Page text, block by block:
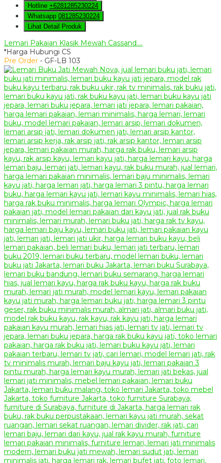
Hotline +6281285230224
Whatsapp 081285230224
Lihat Detail Produk
Lemari Pakaian Klasik Mewah Cassand....
*Harga Hubungi CS
Pre Order - GF-LB 103